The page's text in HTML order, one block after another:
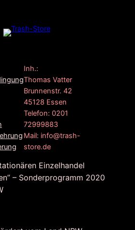
Inh.:
Thomas Vatter
Brunnenstr. 42
45128 Essen
Telefon: 0201
72999883
Mail: info@trash-
store.de
Einzelhandel
– Sonderprogramm 2020